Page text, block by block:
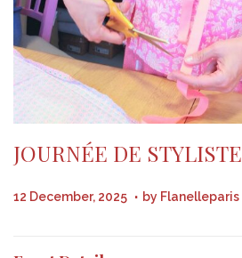
JOURNÉE DE STYLISTE
P
12 December, 2025 1. by Flanelleparis